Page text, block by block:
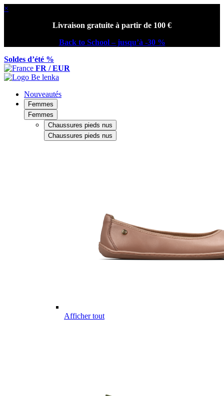
×
Livraison gratuite à partir de 100 €
Back to School – jusqu’à -30 %
Soldes d’été %
FR / EUR
Nouveautés
Femmes
Femmes
Chaussures pieds nus
Chaussures pieds nus
Afficher tout